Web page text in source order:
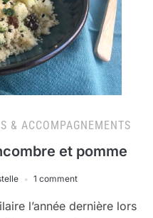
& ACCOMPAGNEMENTS
et pomme
1 comment
l’année dernière lors